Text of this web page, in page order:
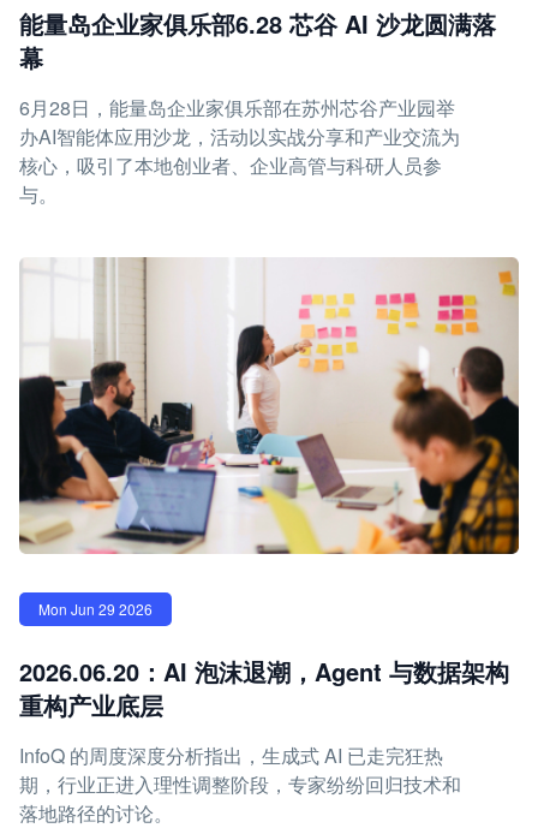
能量岛企业家俱乐部6.28 芯谷 AI 沙龙圆满落
幕
6月28日，能量岛企业家俱乐部在苏州芯谷产业园举
办AI智能体应用沙龙，活动以实战分享和产业交流为
核心，吸引了本地创业者、企业高管与科研人员参
与。
Mon Jun 29 2026
2026.06.20：AI 泡沫退潮，Agent 与数据架构
重构产业底层
InfoQ 的周度深度分析指出，生成式 AI 已走完狂热
期，行业正进入理性调整阶段，专家纷纷回归技术和
落地路径的讨论。